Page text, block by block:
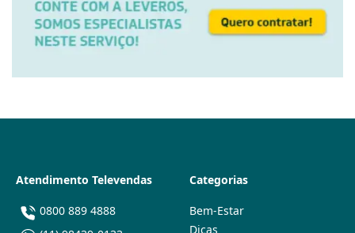
Atendimento Televendas
0800 889 4888
Categorias
Bem-Estar
Dicas